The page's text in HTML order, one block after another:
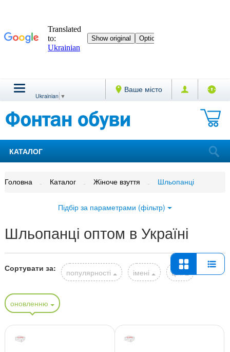
Ваше місто
Ukrainian ▼
КАТАЛОГ
Головна Каталог Жіноче взуття Шльопанці
Підбір за параметрами (фільтр)
Шльопанці оптом в Україні
Сортувати за: популярності імені ціні
оновленню